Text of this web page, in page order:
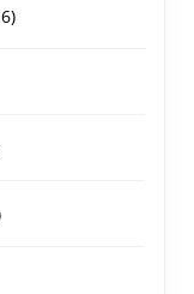
16